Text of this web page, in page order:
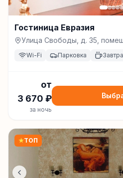
Гостиница Евразия
Улица Свободы, д. 35,
Wi-Fi Парковка
от
3 670 ₽
за ночь
★ТОП